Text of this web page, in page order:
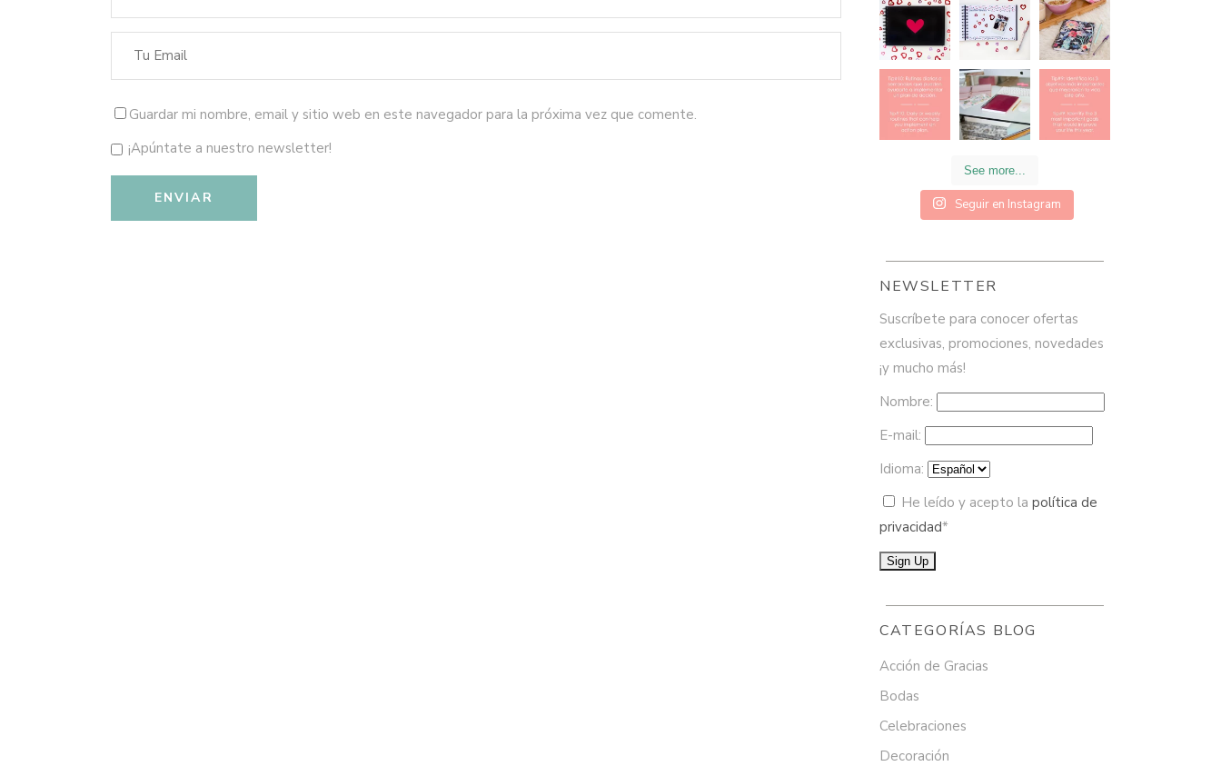
Guardar mi nombre, email y sitio web en este navegador para la próxima vez que comente.
¡Apúntate a nuestro newsletter!
See more...
Seguir en Instagram
NEWSLETTER
Suscríbete para conocer ofertas
exclusivas, promociones, novedades
¡y mucho más!
Nombre:
E-mail:
Idioma:
He leído y acepto la política de
privacidad*
CATEGORÍAS BLOG
Acción de Gracias
Bodas
Celebraciones
Decoración